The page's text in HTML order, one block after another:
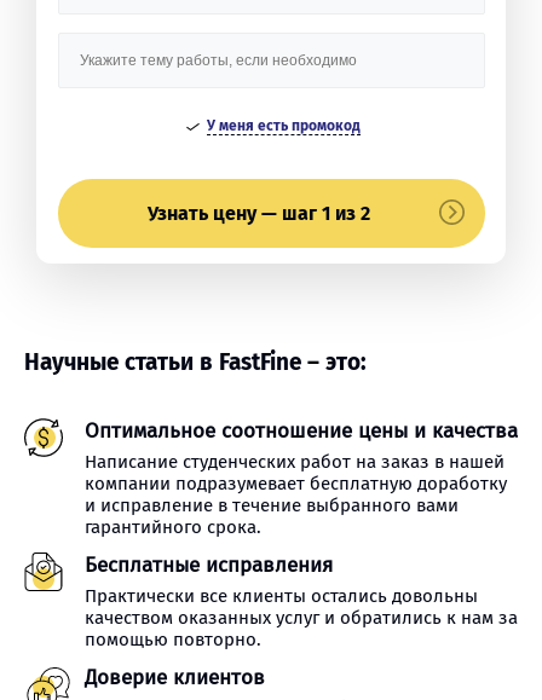
У меня есть промокод
Узнать цену — шаг 1 из 2
Научные статьи в FastFine – это:
Оптимальное соотношение цены и качества
Написание студенческих работ на заказ в нашей
компании подразумевает бесплатную доработку
и исправление в течение выбранного вами
гарантийного срока.
Бесплатные исправления
Практически все клиенты остались довольны
качеством оказанных услуг и обратились к нам за
помощью повторно.
Доверие клиентов